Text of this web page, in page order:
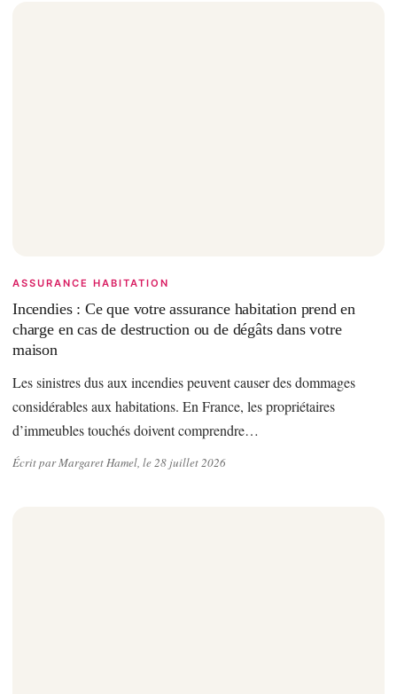
ASSURANCE HABITATION
Incendies : Ce que votre assurance habitation prend en
charge en cas de destruction ou de dégâts dans votre
maison
Les sinistres dus aux incendies peuvent causer des dommages
considérables aux habitations. En France, les propriétaires
d’immeubles touchés doivent comprendre…
Écrit par Margaret Hamel, le 28 juillet 2026